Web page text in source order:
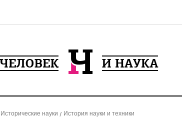
Исторические науки История науки и техники